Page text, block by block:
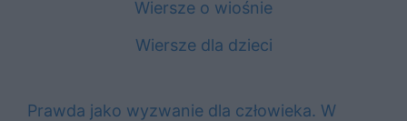
Wiersze o wiośnie
Wiersze dla dzieci
Prawda jako wyzwanie dla człowieka. W